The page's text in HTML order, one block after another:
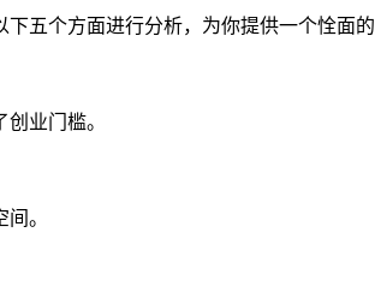
五个方面进行分析，为你提供一个恮面的
业门槛。
。